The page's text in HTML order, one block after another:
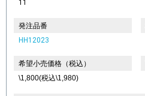
11
発注品番
HH12023
希望小売価格（税込）
\1,800(税込\1,980)